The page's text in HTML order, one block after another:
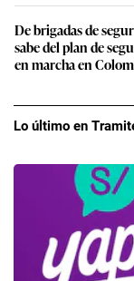
De brigadas de
sabe del plan de
en marcha en
Lo último en